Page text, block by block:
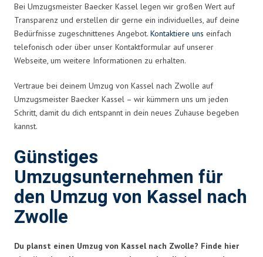
Bei Umzugsmeister Baecker Kassel legen wir großen Wert auf
Transparenz und erstellen dir gerne ein individuelles, auf deine
Bedürfnisse zugeschnittenes Angebot. Kontaktiere uns einfach
telefonisch oder über unser Kontaktformular auf unserer
Webseite, um weitere Informationen zu erhalten.
Vertraue bei deinem Umzug von Kassel nach Zwolle auf
Umzugsmeister Baecker Kassel – wir kümmern uns um jeden
Schritt, damit du dich entspannt in dein neues Zuhause begeben
kannst.
Günstiges
Umzugsunternehmen für
den Umzug von Kassel nach
Zwolle
Du planst einen Umzug von Kassel nach Zwolle? Finde hier